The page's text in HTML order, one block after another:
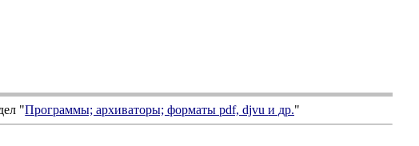
"Программы; архиваторы; форматыpdf, djvuи др."